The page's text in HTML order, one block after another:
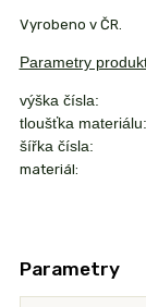
Vyrobeno v ČR.
Parametry
výška čísla:
tloušťka materiálu:
šířka čísla:
materiál:
Parametry